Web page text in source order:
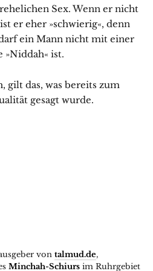
Sex. Wenn er nicht
er eher »schwierig«, denn
ein Mann nicht mit einer
»Niddah« ist.
gilt das, was bereits zum
gesagt wurde.
von talmud.de,
Minchah-Schiurs im Ruhrgebiet